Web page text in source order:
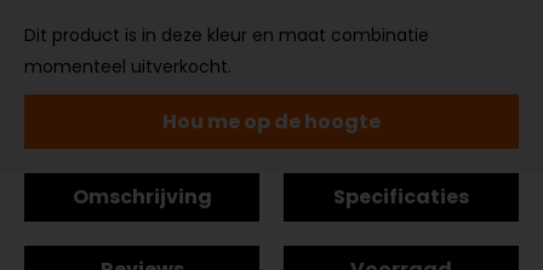
Dit product is in deze kleur en maat combinatie
momenteel uitverkocht.
Hou me op de hoogte
Omschrijving Specificaties